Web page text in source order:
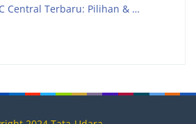
Central Terbaru: Pilihan & …